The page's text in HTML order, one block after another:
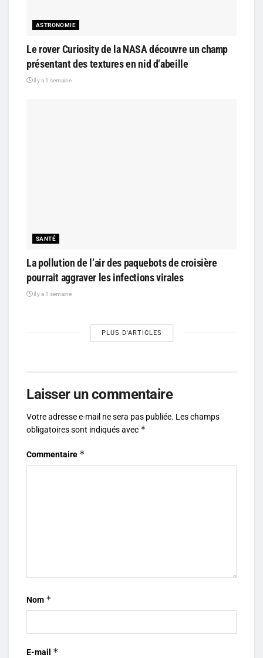
ASTRONOMIE
Le rover Curiosity de la NASA découvre un champ
présentant des textures en nid d’abeille
il y a 1 semaine
SANTÉ
La pollution de l’air des paquebots de croisière
pourrait aggraver les infections virales
il y a 1 semaine
PLUS D'ARTICLES
Laisser un commentaire
Votre adresse e-mail ne sera pas publiée. Les champs
obligatoires sont indiqués avec *
Commentaire *
Nom *
E-mail *